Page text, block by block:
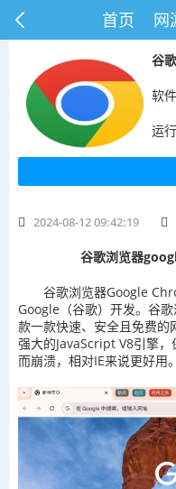
首页 网
谷
软
运
2024-08-12 09:42:19
谷歌浏览器
谷歌浏览器Google
Google（谷歌）开发。谷
款一款快速、安全且免费
强大的JavaScript V8引擎
而崩溃，相对IE来说更好用。